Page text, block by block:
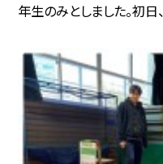
年生のみとしました。初日